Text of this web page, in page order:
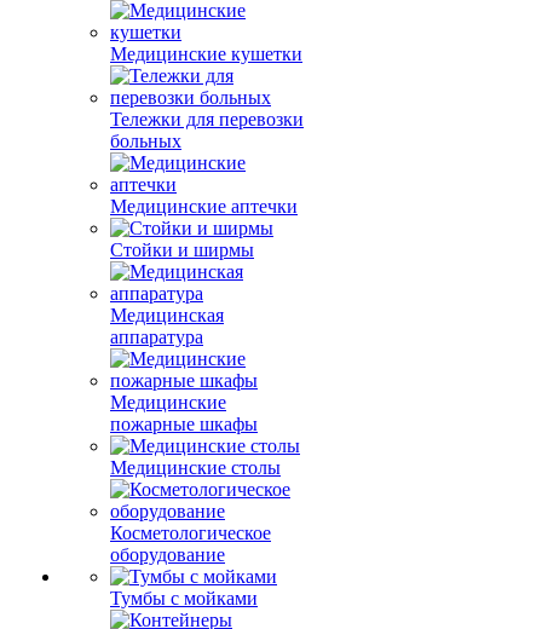
Медицинские кушетки
Тележки для перевозки
больных
Медицинские аптечки
Стойки и ширмы
Медицинская
аппаратура
Медицинские
пожарные шкафы
Медицинские столы
Косметологическое
оборудование
Тумбы с мойками